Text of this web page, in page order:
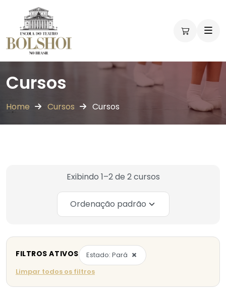
Cursos
Home Cursos Cursos
Exibindo 1–2 de 2 cursos
FILTROS ATIVOS Estado: Pará ×
Limpar todos os filtros